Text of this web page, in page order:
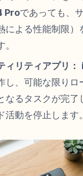
Proであっても、
による性能制限
ィリティアプリ：
し、可能な限りロ
なるタスクが完了
活動を停止します。